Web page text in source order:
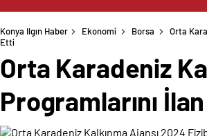
Konya Ilgın Haber Ekonomi Borsa
Orta
Etti
Orta Karadeniz
Programlarını